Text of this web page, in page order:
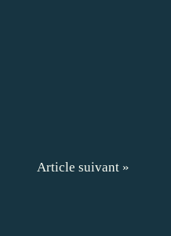
Article suivant »